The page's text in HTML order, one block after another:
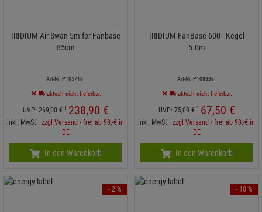
IRIDIUM Air Swan 5m for Fanbase
85cm
Art-Nr. P105719
aktuell nicht lieferbar.
UVP: 269,00 € 1 238,90 €
inkl. MwSt. zzgl Versand - frei ab 90,-€ in
DE
In den Warenkorb
IRIDIUM FanBase 600 - Kegel
5.0m
Art-Nr. P108339
aktuell nicht lieferbar.
UVP: 75,00 € 1 67,50 €
inkl. MwSt. zzgl Versand - frei ab 90,-€ in
DE
In den Warenkorb
- 2 % - 10 %